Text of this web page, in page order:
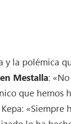
la polémica
Mestalla:
que hemos
«Siempre